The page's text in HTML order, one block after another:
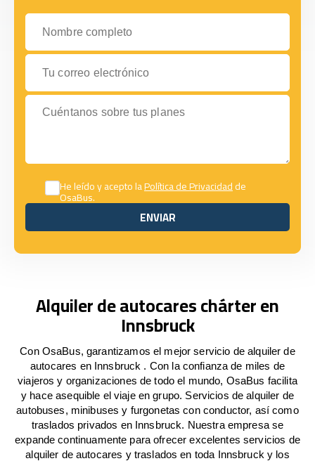
Nombre completo
Tu correo electrónico
Cuéntanos sobre tus planes
He leído y acepto laPolítica de Privacidadde
OsaBus.
ENVIAR
ENVIAR
Alquiler de autocares chárter en
Innsbruck
Con OsaBus, garantizamos el mejor servicio de alquiler de
autocares en Innsbruck . Con la confianza de miles de
viajeros y organizaciones de todo el mundo, OsaBus facilita
y hace asequible el viaje en grupo. Servicios de alquiler de
autobuses, minibuses y furgonetas con conductor, así como
traslados privados en Innsbruck. Nuestra empresa se
expande continuamente para ofrecer excelentes servicios de
alquiler de autocares y traslados en toda Innsbruck y los